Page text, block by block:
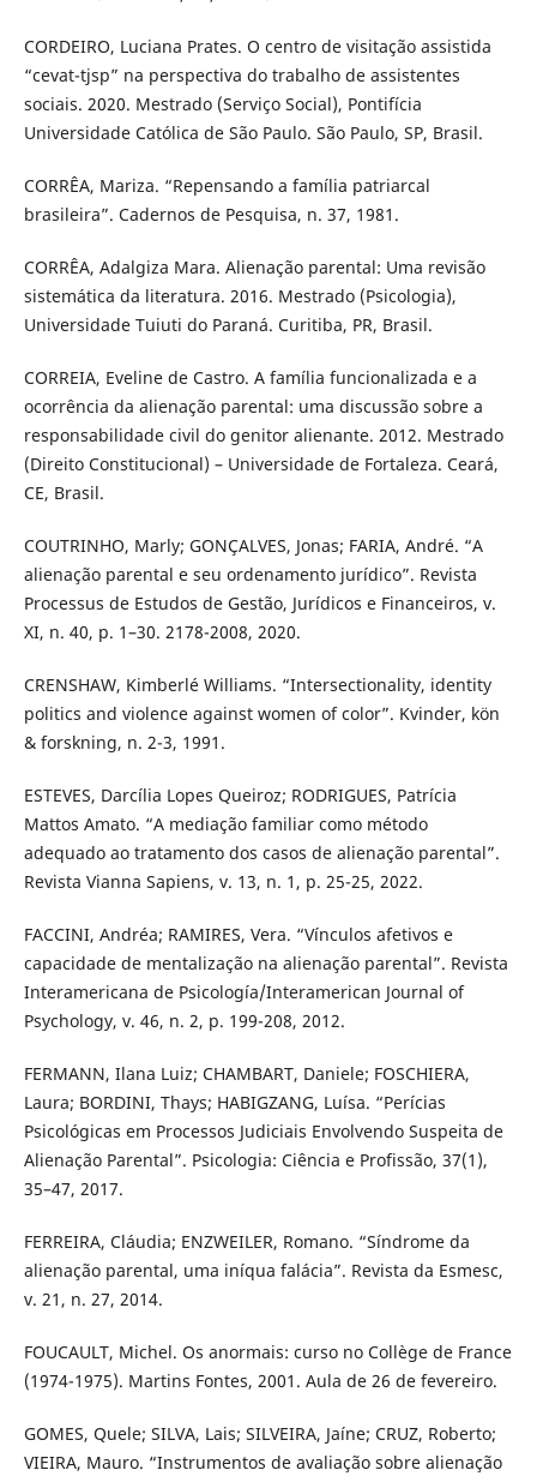
CORDEIRO, Luciana Prates. O centro de visitação assistida
“cevat-tjsp” na perspectiva do trabalho de assistentes
sociais. 2020. Mestrado (Serviço Social), Pontifícia
Universidade Católica de São Paulo. São Paulo, SP, Brasil.
CORRÊA, Mariza. “Repensando a família patriarcal
brasileira”. Cadernos de Pesquisa, n. 37, 1981.
CORRÊA, Adalgiza Mara. Alienação parental: Uma revisão
sistemática da literatura. 2016. Mestrado (Psicologia),
Universidade Tuiuti do Paraná. Curitiba, PR, Brasil.
CORREIA, Eveline de Castro. A família funcionalizada e a
ocorrência da alienação parental: uma discussão sobre a
responsabilidade civil do genitor alienante. 2012. Mestrado
(Direito Constitucional) – Universidade de Fortaleza. Ceará,
CE, Brasil.
COUTRINHO, Marly; GONÇALVES, Jonas; FARIA, André. “A
alienação parental e seu ordenamento jurídico”. Revista
Processus de Estudos de Gestão, Jurídicos e Financeiros, v.
XI, n. 40, p. 1–30. 2178-2008, 2020.
CRENSHAW, Kimberlé Williams. “Intersectionality, identity
politics and violence against women of color”. Kvinder, kön
& forskning, n. 2-3, 1991.
ESTEVES, Darcília Lopes Queiroz; RODRIGUES, Patrícia
Mattos Amato. “A mediação familiar como método
adequado ao tratamento dos casos de alienação parental”.
Revista Vianna Sapiens, v. 13, n. 1, p. 25-25, 2022.
FACCINI, Andréa; RAMIRES, Vera. “Vínculos afetivos e
capacidade de mentalização na alienação parental”. Revista
Interamericana de Psicología/Interamerican Journal of
Psychology, v. 46, n. 2, p. 199-208, 2012.
FERMANN, Ilana Luiz; CHAMBART, Daniele; FOSCHIERA,
Laura; BORDINI, Thays; HABIGZANG, Luísa. “Perícias
Psicológicas em Processos Judiciais Envolvendo Suspeita de
Alienação Parental”. Psicologia: Ciência e Profissão, 37(1),
35–47, 2017.
FERREIRA, Cláudia; ENZWEILER, Romano. “Síndrome da
alienação parental, uma iníqua falácia”. Revista da Esmesc,
v. 21, n. 27, 2014.
FOUCAULT, Michel. Os anormais: curso no Collège de France
(1974-1975). Martins Fontes, 2001. Aula de 26 de fevereiro.
GOMES, Quele; SILVA, Lais; SILVEIRA, Jaíne; CRUZ, Roberto;
VIEIRA, Mauro. “Instrumentos de avaliação sobre alienação